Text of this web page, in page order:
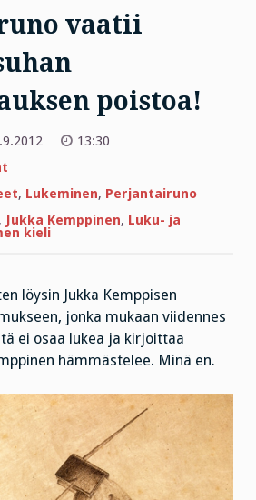
vaatii
poistoa!
13:30
vaatii
lakkautusuhan
esityskirjauksen
poistoa!
, Lukeminen, Perjantairuno
, Jukka Kemppinen, Luku- ja
kieli
löysin Jukka Kemppisen
jonka mukaan viidennes
ei osaa lukea ja kirjoittaa
hämmästelee. Minä en.